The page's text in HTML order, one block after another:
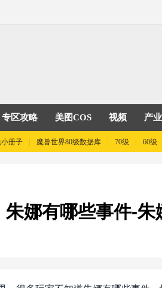
专区攻略 美图COS 视频 产业
册子 魔兽世界80级数据库 70级 60级
朱娜有哪些事件-